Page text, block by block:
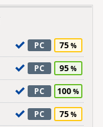
PC 75
PC 95
PC 100
PC 75